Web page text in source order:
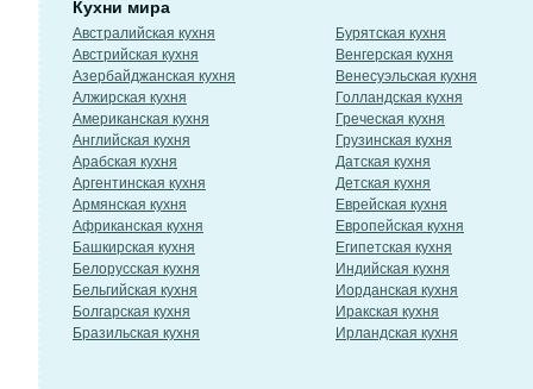
Кухни мира
Австралийская кухня
Австрийская кухня
Азербайджанская кухня
Алжирская кухня
Американская кухня
Английская кухня
Арабская кухня
Аргентинская кухня
Армянская кухня
Африканская кухня
Башкирская кухня
Белорусская кухня
Бельгийская кухня
Болгарская кухня
Бразильская кухня
Бурятская кухня
Венгерская кухня
Венесуэльская кухня
Голландская кухня
Греческая кухня
Грузинская кухня
Датская кухня
Детская кухня
Еврейская кухня
Европейская кухня
Египетская кухня
Индийская кухня
Иорданская кухня
Иракская кухня
Ирландская кухня